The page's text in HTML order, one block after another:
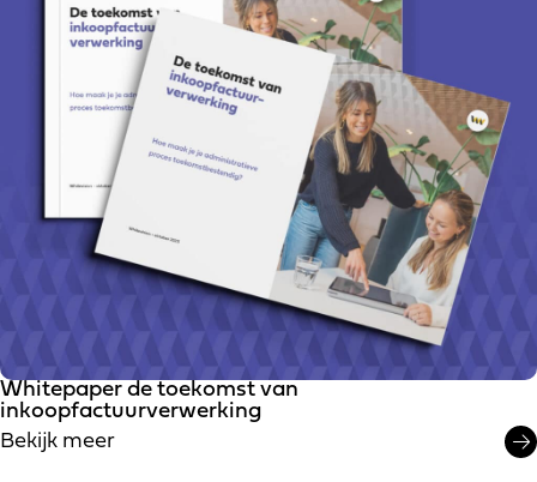
Whitepaper de toekomst van
inkoopfactuurverwerking
Bekijk meer